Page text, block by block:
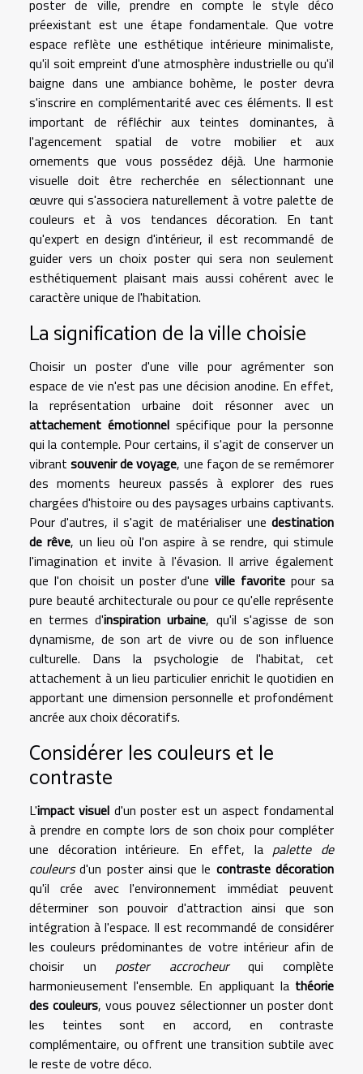
poster de ville, prendre en compte le style déco
préexistant est une étape fondamentale. Que votre
espace reflète une esthétique intérieure minimaliste,
qu'il soit empreint d'une atmosphère industrielle ou qu'il
baigne dans une ambiance bohème, le poster devra
s'inscrire en complémentarité avec ces éléments. Il est
important de réfléchir aux teintes dominantes, à
l'agencement spatial de votre mobilier et aux
ornements que vous possédez déjà. Une harmonie
visuelle doit être recherchée en sélectionnant une
œuvre qui s'associera naturellement à votre palette de
couleurs et à vos tendances décoration. En tant
qu'expert en design d'intérieur, il est recommandé de
guider vers un choix poster qui sera non seulement
esthétiquement plaisant mais aussi cohérent avec le
caractère unique de l'habitation.
La signification de la ville choisie
Choisir un poster d'une ville pour agrémenter son
espace de vie n'est pas une décision anodine. En effet,
la représentation urbaine doit résonner avec un
attachement émotionnel spécifique pour la personne
qui la contemple. Pour certains, il s'agit de conserver un
vibrantsouvenir de voyage, une façon de se remémorer
des moments heureux passés à explorer des rues
chargées d'histoire ou des paysages urbains captivants.
Pour d'autres, il s'agit de matérialiser une destination
de rêve, un lieu où l'on aspire à se rendre, qui stimule
l'imagination et invite à l'évasion. Il arrive également
que l'on choisit un poster d'uneville favorite pour sa
pure beauté architecturale ou pour ce qu'elle représente
en termes d'inspiration urbaine, qu'il s'agisse de son
dynamisme, de son art de vivre ou de son influence
culturelle. Dans la psychologie de l'habitat, cet
attachement à un lieu particulier enrichit le quotidien en
apportant une dimension personnelle et profondément
ancrée aux choix décoratifs.
Considérer les couleurs et le
contraste
L'impact visuel d'un poster est un aspect fondamental
à prendre en compte lors de son choix pour compléter
une décoration intérieure. En effet, la palette de
couleursd'un poster ainsi que le contraste décoration
qu'il crée avec l'environnement immédiat peuvent
déterminer son pouvoir d'attraction ainsi que son
intégration à l'espace. Il est recommandé de considérer
les couleurs prédominantes de votre intérieur afin de
choisir un poster accrocheurqui complète
harmonieusement l'ensemble. En appliquant la théorie
des couleurs, vous pouvez sélectionner un poster dont
les teintes sont en accord, en contraste
complémentaire, ou offrent une transition subtile avec
le reste de votre déco.